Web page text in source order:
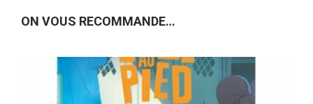
ON VOUS RECOMMANDE…